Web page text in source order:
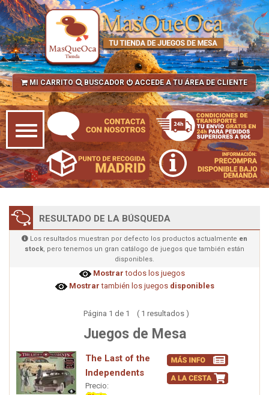
MI CARRITO BUSCADOR ACCEDE A TU ÁREA DE CLIENTE
RESULTADO DE LA BÚSQUEDA
Los resultados muestran por defecto los productos actualmente en
stock, pero tenemos un gran catálogo de juegos que también están
disponibles.
Mostrar todos los juegos
Mostrar también los juegos disponibles
Página 1 de 1 ( 1 resultados )
Juegos de Mesa
The Last of the
Independents
Precio: